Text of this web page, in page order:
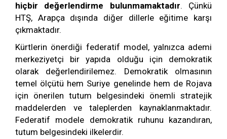
hiçbir değerlendirme bulunmamaktadır. Çünkü
HTŞ, Arapça dışında diğer dillerle eğitime karşı
çıkmaktadır.
Kürtlerin önerdiği federatif model, yalnızca ademi
merkeziyetçi bir yapıda olduğu için demokratik
olarak değerlendirilemez. Demokratik olmasının
temel ölçütü hem Suriye genelinde hem de Rojava
için önerilen tutum belgesindeki önemli stratejik
maddelerden ve taleplerden kaynaklanmaktadır.
Federatif modele demokratik ruhunu kazandıran,
tutum belgesindeki ilkelerdir.